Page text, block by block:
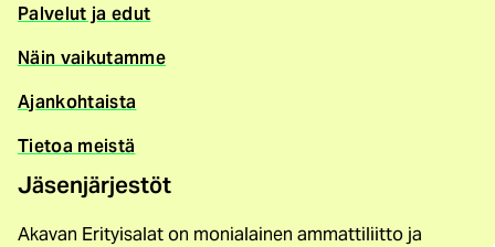
Palvelut ja edut
Näin vaikutamme
Ajankohtaista
Tietoa meistä
Jäsenjärjestöt
Akavan Erityisalat on monialainen ammattiliitto ja